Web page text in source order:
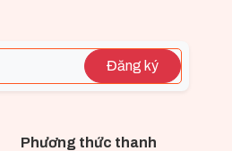
Đăng ký
Phương thức thanh